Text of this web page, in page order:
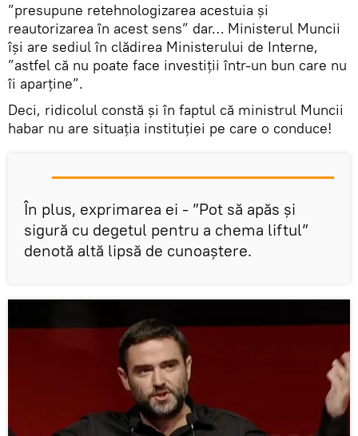
”presupune retehnologizarea acestuia și
reautorizarea în acest sens” dar… Ministerul Muncii
își are sediul în clădirea Ministerului de Interne,
”astfel că nu poate face investiții într-un bun care nu
îi aparține”.
Deci, ridicolul constă și în faptul că ministrul Muncii
habar nu are situația instituției pe care o conduce!
În plus, exprimarea ei - ”Pot să apăs și
sigură cu degetul pentru a chema liftul”
denotă altă lipsă de cunoaștere.